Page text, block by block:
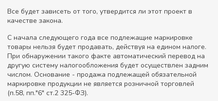
Все будет зависеть от того, утвердится ли этот проект в
качестве закона.
С начала следующего года все подлежащие маркировке
товары нельзя будет продавать, действуя на едином налоге.
При обнаружении такого факте автоматический перевод на
другую систему налогообложения будет осуществлен задним
числом. Основание - продажа подлежащей обязательной
маркировке продукции не является розничной торговлей
(п.58, пп."6" ст.2 325-ФЗ).